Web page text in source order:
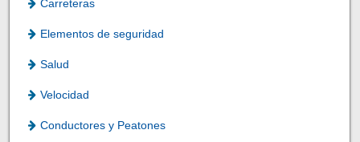
Carreteras
Elementos de seguridad
Salud
Velocidad
Conductores y Peatones